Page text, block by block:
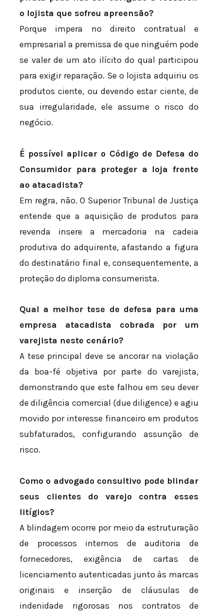
o lojista que sofreu apreensão?
Porque impera no direito contratual e
empresarial a premissa de que ninguém pode
se valer de um ato ilícito do qual participou
para exigir reparação. Se o lojista adquiriu os
produtos ciente, ou devendo estar ciente, de
sua irregularidade, ele assume o risco do
negócio.
É possível aplicar o Código de Defesa do
Consumidor para proteger a loja frente
ao atacadista?
Em regra, não. O Superior Tribunal de Justiça
entende que a aquisição de produtos para
revenda insere a mercadoria na cadeia
produtiva do adquirente, afastando a figura
do destinatário final e, consequentemente, a
proteção do diploma consumerista.
Qual a melhor tese de defesa para uma
empresa atacadista cobrada por um
varejista neste cenário?
A tese principal deve se ancorar na violação
da boa-fé objetiva por parte do varejista,
demonstrando que este falhou em seu dever
de diligência comercial (due diligence) e agiu
movido por interesse financeiro em produtos
subfaturados, configurando assunção de
risco.
Como o advogado consultivo pode blindar
seus clientes do varejo contra esses
litígios?
A blindagem ocorre por meio da estruturação
de processos internos de auditoria de
fornecedores, exigência de cartas de
licenciamento autenticadas junto às marcas
originais e inserção de cláusulas de
indenidade rigorosas nos contratos de